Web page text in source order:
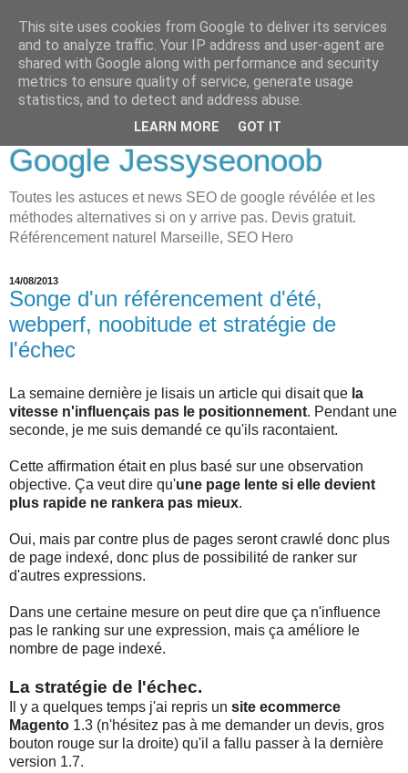
LOVE-MOI
Seo Holistique, Consultant
SEO Marseille visibilité
Google Jessyseonoob
Toutes les astuces et news SEO de google révélée et les
méthodes alternatives si on y arrive pas. Devis gratuit.
Référencement naturel Marseille, SEO Hero
14/08/2013
Songe d'un référencement d'été,
webperf, noobitude et stratégie de
l'échec
La semaine dernière je lisais un article qui disait que la
vitesse n'influençais pas le positionnement. Pendant une
seconde, je me suis demandé ce qu'ils racontaient.
Cette affirmation était en plus basé sur une observation
objective. Ça veut dire qu'une page lente si elle devient
plus rapide ne rankera pas mieux.
Oui, mais par contre plus de pages seront crawlé donc plus
de page indexé, donc plus de possibilité de ranker sur
d'autres expressions.
Dans une certaine mesure on peut dire que ça n'influence
pas le ranking sur une expression, mais ça améliore le
nombre de page indexé.
La stratégie de l'échec.
Il y a quelques temps j'ai repris un site ecommerce
Magento 1.3 (n'hésitez pas à me demander un devis, gros
bouton rouge sur la droite) qu'il a fallu passer à la dernière
version 1.7.
This site uses cookies from Google to deliver its services
and to analyze traffic. Your IP address and user-agent are
shared with Google along with performance and security
metrics to ensure quality of service, generate usage
statistics, and to detect and address abuse.
LEARN MORE GOT IT